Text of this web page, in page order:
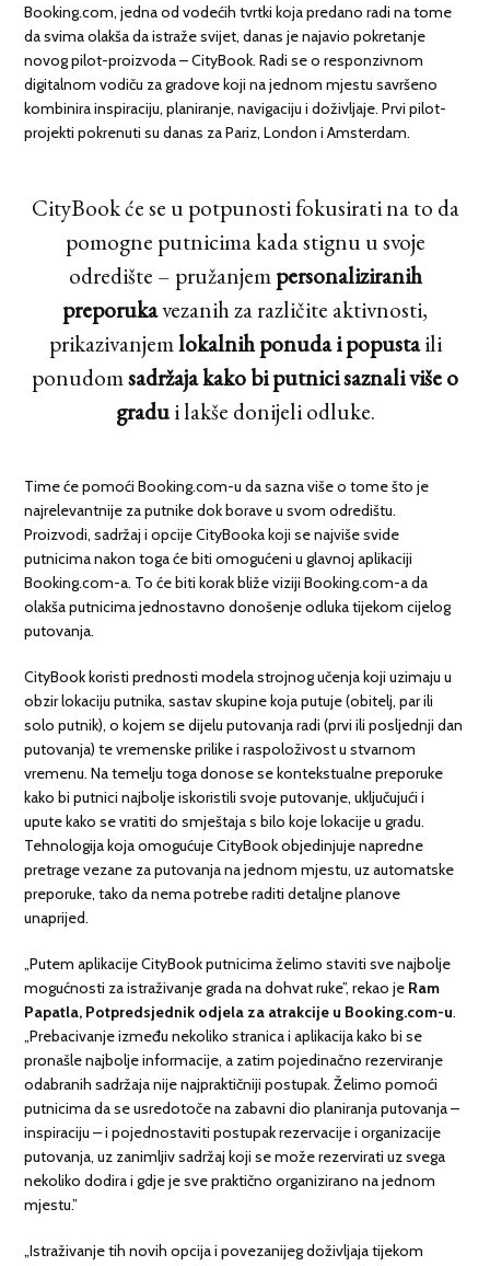
Booking.com, jedna od vodećih tvrtki koja predano radi na tome
da svima olakša da istraže svijet, danas je najavio pokretanje
novog pilot-proizvoda – CityBook. Radi se o responzivnom
digitalnom vodiču za gradove koji na jednom mjestu savršeno
kombinira inspiraciju, planiranje, navigaciju i doživljaje. Prvi pilot-
projekti pokrenuti su danas za Pariz, London i Amsterdam.
CityBook će se u potpunosti fokusirati na to da
pomogne putnicima kada stignu u svoje
odredište – pružanjempersonaliziranih
preporukavezanih za različite aktivnosti,
prikazivanjemlokalnih ponuda i popustaili
ponudomsadržaja kako bi putnici saznali više o
gradui lakše donijeli odluke.
Time će pomoći Booking.com-u da sazna više o tome što je
najrelevantnije za putnike dok borave u svom odredištu.
Proizvodi, sadržaj i opcije CityBooka koji se najviše svide
putnicima nakon toga će biti omogućeni u glavnoj aplikaciji
Booking.com-a. To će biti korak bliže viziji Booking.com-a da
olakša putnicima jednostavno donošenje odluka tijekom cijelog
putovanja.
CityBook koristi prednosti modela strojnog učenja koji uzimaju u
obzir lokaciju putnika, sastav skupine koja putuje (obitelj, par ili
solo putnik), o kojem se dijelu putovanja radi (prvi ili posljednji dan
putovanja) te vremenske prilike i raspoloživost u stvarnom
vremenu. Na temelju toga donose se kontekstualne preporuke
kako bi putnici najbolje iskoristili svoje putovanje, uključujući i
upute kako se vratiti do smještaja s bilo koje lokacije u gradu.
Tehnologija koja omogućuje CityBook objedinjuje napredne
pretrage vezane za putovanja na jednom mjestu, uz automatske
preporuke, tako da nema potrebe raditi detaljne planove
unaprijed.
„Putem aplikacije CityBook putnicima želimo staviti sve najbolje
mogućnosti za istraživanje grada na dohvat ruke”, rekao je Ram
Papatla, Potpredsjednik odjela za atrakcije u Booking.com-u.
„Prebacivanje između nekoliko stranica i aplikacija kako bi se
pronašle najbolje informacije, a zatim pojedinačno rezerviranje
odabranih sadržaja nije najpraktičniji postupak. Želimo pomoći
putnicima da se usredotoče na zabavni dio planiranja putovanja –
inspiraciju – i pojednostaviti postupak rezervacije i organizacije
putovanja, uz zanimljiv sadržaj koji se može rezervirati uz svega
nekoliko dodira i gdje je sve praktično organizirano na jednom
mjestu.”
„Istraživanje tih novih opcija i povezanijeg doživljaja tijekom